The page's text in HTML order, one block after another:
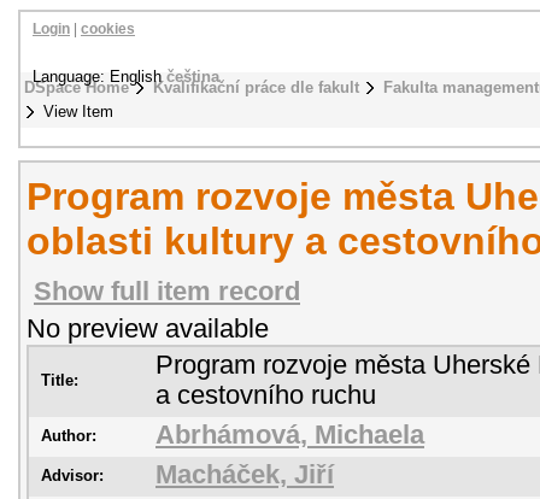
DSpace Home Kvalifikační práce dle fakult
Fakulta
View Item
Login cookies
Language: Englishčeština
Program rozvoje města
oblasti kultury a
Show full item record
No preview available
Title:
Program rozvoje města
a cestovního ruchu
Author: Abrhámová, Michaela
Advisor: Macháček, Jiří